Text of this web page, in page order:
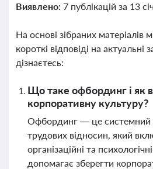
Виявлено: 7 публікацій за 13
На основі зібраних матеріалів
короткі відповіді на актуальні
дізнаєтесь:
Що таке офбординг і як
корпоративну культуру?
Офбординг — це системний
трудових відносин, який
організаційні та
допомагає зберегти